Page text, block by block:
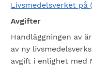
Livsmedelsverket på
Avgifter
Handläggningen av
av ny
avgift i enlighet med